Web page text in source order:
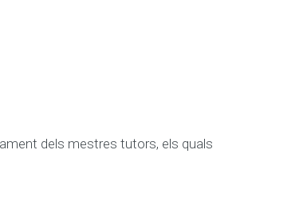
dels mestres tutors, els quals